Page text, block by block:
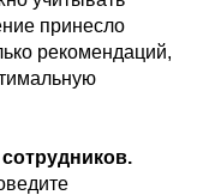
принесло
рекомендаций,